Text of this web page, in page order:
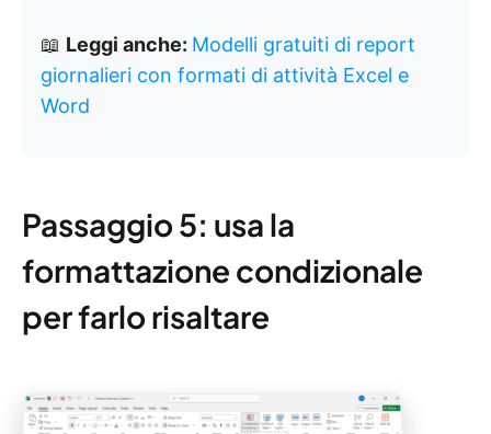
📖 Leggi anche: Modelli gratuiti di report
giornalieri con formati di attività Excel e
Word
Passaggio 5: usa la
formattazione condizionale
per farlo risaltare